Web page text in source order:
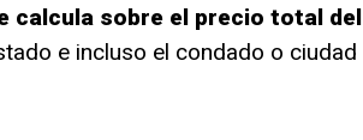
calcula sobre el precio total del
e incluso el condado o ciudad